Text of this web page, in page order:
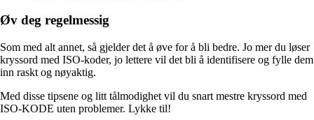
Øv deg regelmessig
Som med alt annet, så gjelder det å øve for å bli bedre. Jo mer du løser
kryssord med ISO-koder, jo lettere vil det bli å identifisere og fylle dem
inn raskt og nøyaktig.
Med disse tipsene og litt tålmodighet vil du snart mestre kryssord med
ISO-KODE uten problemer. Lykke til!